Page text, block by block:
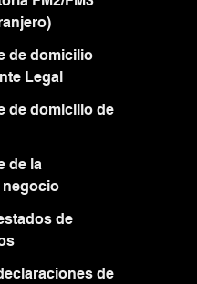
de domicilio
Legal
de domicilio de
de la
negocio
de
de
de domicilio
Legal
de domicilio de
de la
negocio
de
de